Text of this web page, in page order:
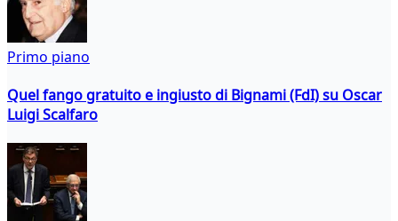
Primo piano
Quel fango gratuito e ingiusto di Bignami (FdI) su Oscar
Luigi Scalfaro